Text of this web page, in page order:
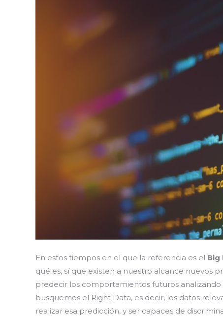
En estos tiempos en el que la referencia es el Big
qué es, sí que existen a nuestro alcance nuevos
predecir los comportamientos futuros
busquemos el Right Data, es decir, los datos
realizar esa predicción, y ser capaces de